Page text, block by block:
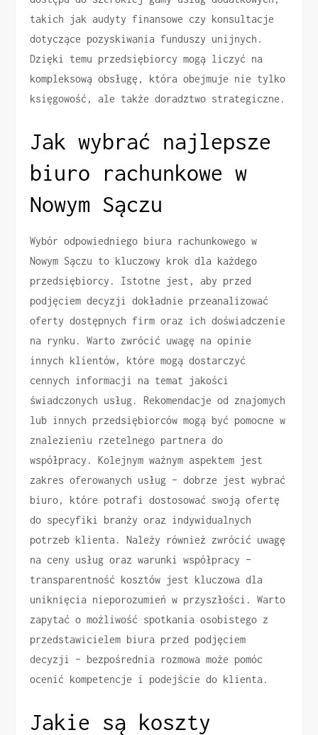
takich jak audyty finansowe czy konsultacje
dotyczące pozyskiwania funduszy unijnych.
Dzięki temu przedsiębiorcy mogą liczyć na
kompleksową obsługę, która obejmuje nie tylko
księgowość, ale także doradztwo strategiczne.
Jak wybrać najlepsze
biuro rachunkowe w
Nowym Sączu
Wybór odpowiedniego biura rachunkowego w
Nowym Sączu to kluczowy krok dla każdego
przedsiębiorcy. Istotne jest, aby przed
podjęciem decyzji dokładnie przeanalizować
oferty dostępnych firm oraz ich doświadczenie
na rynku. Warto zwrócić uwagę na opinie
innych klientów, które mogą dostarczyć
cennych informacji na temat jakości
świadczonych usług. Rekomendacje od znajomych
lub innych przedsiębiorców mogą być pomocne w
znalezieniu rzetelnego partnera do
współpracy. Kolejnym ważnym aspektem jest
zakres oferowanych usług – dobrze jest wybrać
biuro, które potrafi dostosować swoją ofertę
do specyfiki branży oraz indywidualnych
potrzeb klienta. Należy również zwrócić uwagę
na ceny usług oraz warunki współpracy –
transparentność kosztów jest kluczowa dla
uniknięcia nieporozumień w przyszłości. Warto
zapytać o możliwość spotkania osobistego z
przedstawicielem biura przed podjęciem
decyzji – bezpośrednia rozmowa może pomóc
ocenić kompetencje i podejście do klienta.
Jakie są koszty